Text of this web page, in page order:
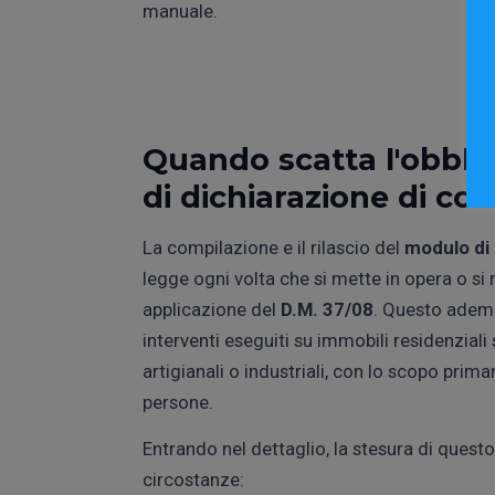
manuale.
Quando scatta
di dichiarazione di
La compilazione e il rilascio del modulo
legge ogni volta che si mette in opera o
applicazione del D.M. 37/08 . Questo
interventi eseguiti su immobili
artigianali o industriali, con lo scopo
persone.
Entrando nel dettaglio, la stesura di
circostanze: